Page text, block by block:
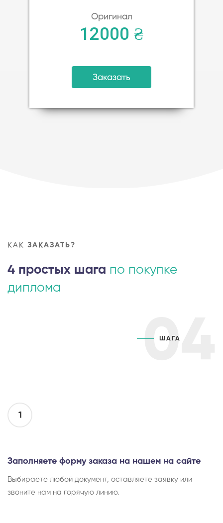
Оригинал
12000 ₴
Заказать
КАК ЗАКАЗАТЬ?
4 простых шага по покупке
диплома
04
ШАГА
1
Заполняете форму заказа на нашем на сайте
Выбираете любой документ, оставляете заявку или
звоните нам на горячую линию.